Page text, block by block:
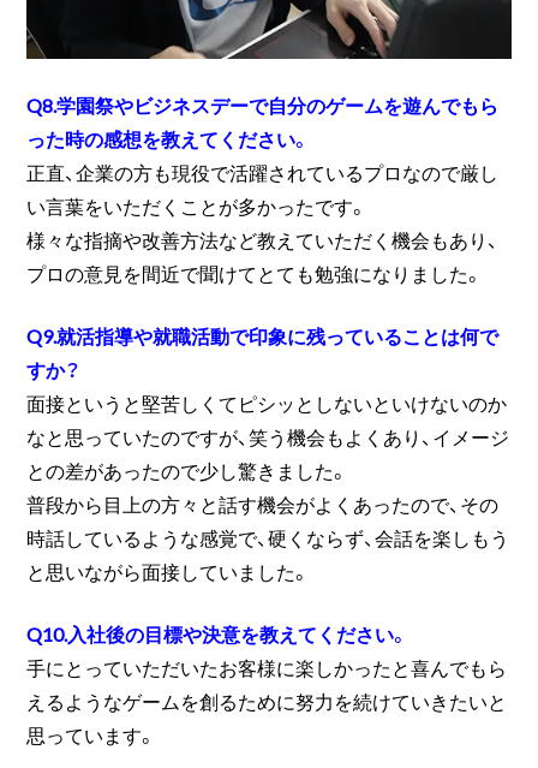
Q8.学園祭やビジネスデーで自分のゲームを遊んでもら
った時の感想を教えてください。
正直、企業の方も現役で活躍されているプロなので厳し
い言葉をいただくことが多かったです。
様々な指摘や改善方法など教えていただく機会もあり、
プロの意見を間近で聞けてとても勉強になりました。
Q9.就活指導や就職活動で印象に残っていることは何で
すか？
面接というと堅苦しくてピシッとしないといけないのか
なと思っていたのですが、笑う機会もよくあり、イメージ
との差があったので少し驚きました。
普段から目上の方々と話す機会がよくあったので、その
時話しているような感覚で、硬くならず、会話を楽しもう
と思いながら面接していました。
Q10.入社後の目標や決意を教えてください。
手にとっていただいたお客様に楽しかったと喜んでもら
えるようなゲームを創るために努力を続けていきたいと
思っています。